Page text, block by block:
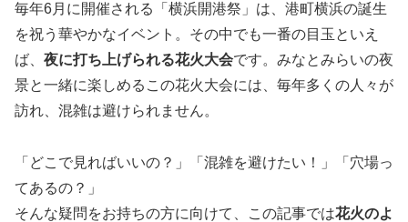
毎年6月に開催される「横浜開港祭」は、港町横浜の誕生
を祝う華やかなイベント。その中でも一番の目玉といえ
ば、 夜に打ち上げられる花火大会です。みなとみらいの夜
景と一緒に楽しめるこの花火大会には、毎年多くの人々が
訪れ、混雑は避けられません。
「どこで見ればいいの？」「混雑を避けたい！」「穴場っ
てあるの？」
そんな疑問をお持ちの方に向けて、この記事では花火のよ